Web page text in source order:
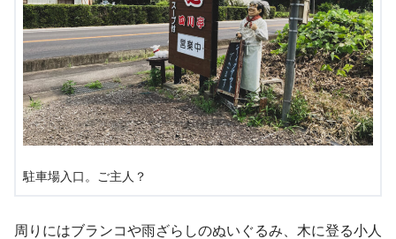
駐車場入口。ご主人？
周りにはブランコや雨ざらしのぬいぐるみ、木に登る小人